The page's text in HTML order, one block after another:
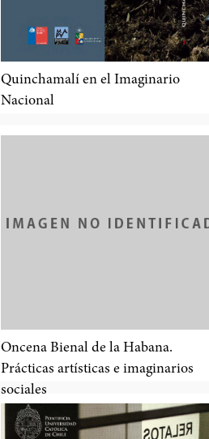
Quinchamalí en el Imaginario
Nacional
Oncena Bienal de la Habana.
Prácticas artísticas e imaginarios
sociales